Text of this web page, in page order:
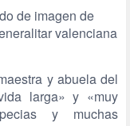
y abuela del
larga» y «muy
y muchas